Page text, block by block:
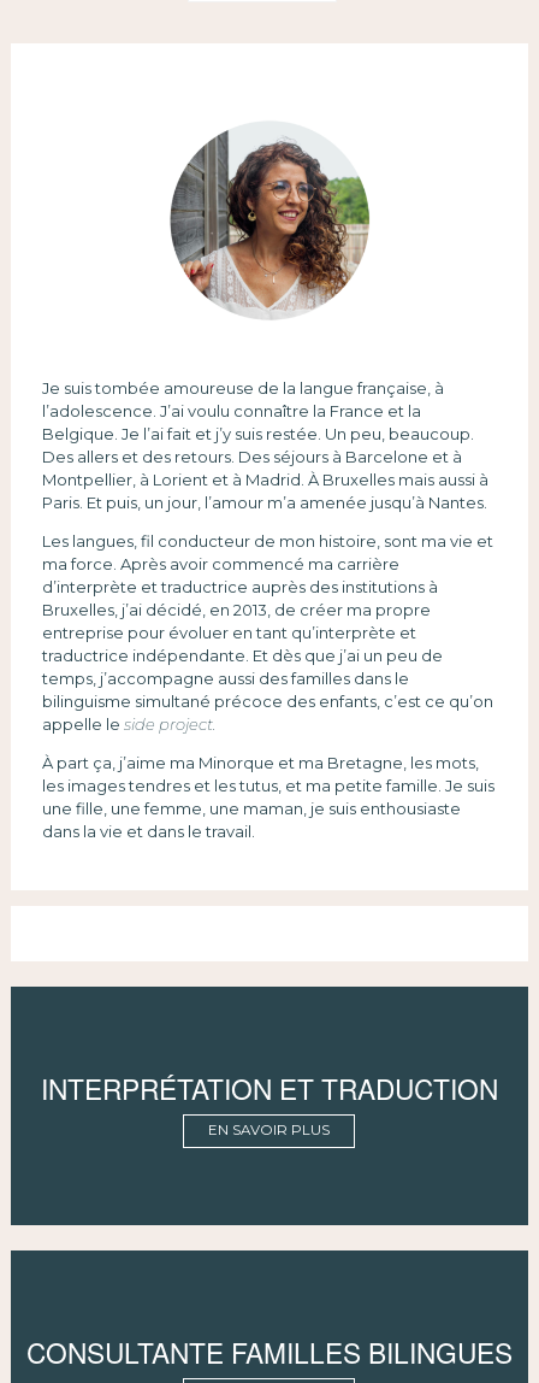
Je suis tombée amoureuse de la langue française, à
l’adolescence. J’ai voulu connaître la France et la
Belgique. Je l’ai fait et j’y suis restée. Un peu, beaucoup.
Des allers et des retours. Des séjours à Barcelone et à
Montpellier, à Lorient et à Madrid. À Bruxelles mais aussi à
Paris. Et puis, un jour, l’amour m’a amenée jusqu’à Nantes.
Les langues, fil conducteur de mon histoire, sont ma vie et
ma force. Après avoir commencé ma carrière
d’interprète et traductrice auprès des institutions à
Bruxelles, j’ai décidé, en 2013, de créer ma propre
entreprise pour évoluer en tant qu’interprète et
traductrice indépendante. Et dès que j’ai un peu de
temps, j’accompagne aussi des familles dans le
bilinguisme simultané précoce des enfants, c’est ce qu’on
appelle le side project.
À part ça, j’aime ma Minorque et ma Bretagne, les mots,
les images tendres et les tutus, et ma petite famille. Je suis
une fille, une femme, une maman, je suis enthousiaste
dans la vie et dans le travail.
INTERPRÉTATION ET TRADUCTION
EN SAVOIR PLUS
CONSULTANTE FAMILLES BILINGUES